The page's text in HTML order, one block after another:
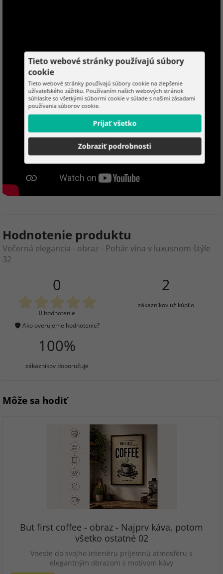
Hodnotenie produktu
Večerná elegancia - obraz - Pohár vína v luxusnom štýle
32
0
0 hodnotenie
Ako overujeme hodnotenie?
2
zákazníkov už kúpilo
100%
zákazníkov doporučuje
Môže sa hodiť
But first coffee - obraz - Najprv káva, potom
všetko ostatné 02
Vneste do svojho interiéru príjemnú atmosféru s
elegantným obrazom s motívom kávy
Tieto webové stránky používajú súbory
cookie
Tieto webové stránky používajú súbory cookie na zlepšenie
užívateľského zážitku. Používaním našich webových stránok
súhlasíte so všetkými súbormi cookie v súlade s našimi zásadami
používania súborov cookie.
Prijať všetko
Zobraziť podrobnosti